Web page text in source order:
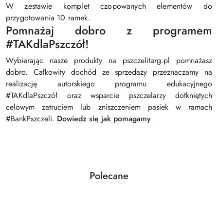
W zestawie komplet czopowanych elementów do
przygotowania 10 ramek.
Pomnażaj dobro z programem
#TAKdlaPszczół!
Wybierając nasze produkty na pszczelitarg.pl pomnażasz
dobro. Całkowity dochód ze sprzedaży przeznaczamy na
realizację autorskiego programu edukacyjnego
#TAKdlaPszczół oraz wsparcie pszczelarzy dotkniętych
celowym zatruciem lub zniszczeniem pasiek w ramach
#BankPszczeli. Dowiedz się jak pomagamy.
Pomiń karuzelę produktów
Produkty
Polecane